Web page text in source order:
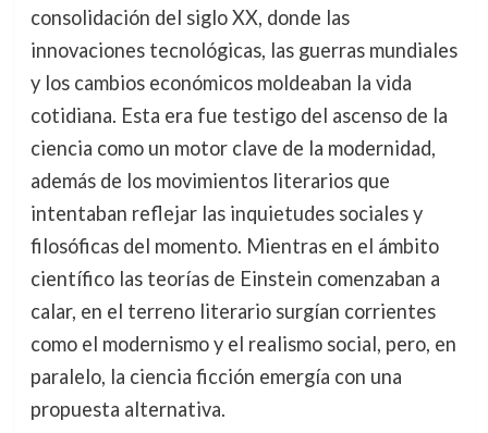
consolidación del siglo XX, donde las
innovaciones tecnológicas, las guerras mundiales
y los cambios económicos moldeaban la vida
cotidiana. Esta era fue testigo del ascenso de la
ciencia como un motor clave de la modernidad,
además de los movimientos literarios que
intentaban reflejar las inquietudes sociales y
filosóficas del momento. Mientras en el ámbito
científico las teorías de Einstein comenzaban a
calar, en el terreno literario surgían corrientes
como el modernismo y el realismo social, pero, en
paralelo, la ciencia ficción emergía con una
propuesta alternativa.